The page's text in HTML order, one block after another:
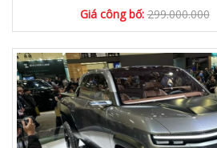
Giá công bố:299.000.000